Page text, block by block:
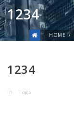
1234
HOME
1234
in Tags